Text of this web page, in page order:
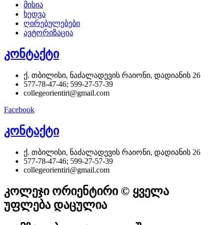
მისია
ხედვა
ღირებულებები
ავტორიზაცია
კონტაქტი
ქ. თბილისი, ნაძალადევის რაიონი, დადიანის 26
577-78-47-46; 599-27-57-39
collegeorientiri@gmail.com
Facebook
კონტაქტი
ქ. თბილისი, ნაძალადევის რაიონი, დადიანის 26
577-78-47-46; 599-27-57-39
collegeorientiri@gmail.com
კოლეჯი ორიენტირი © ყველა
უფლება დაცულია